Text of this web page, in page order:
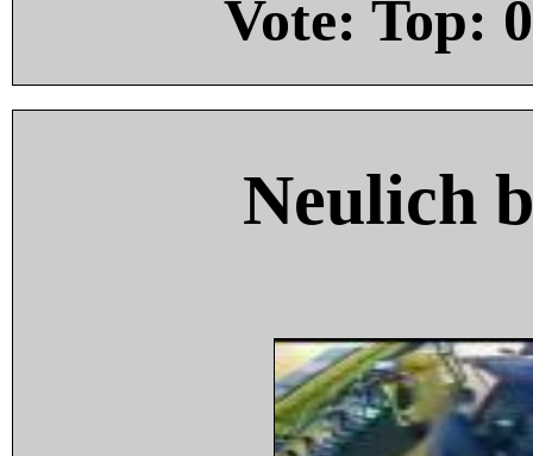
Vote: Top: 0
Neulich